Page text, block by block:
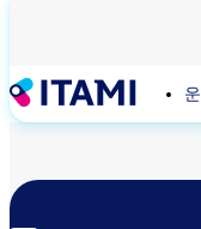
텐
츠
너